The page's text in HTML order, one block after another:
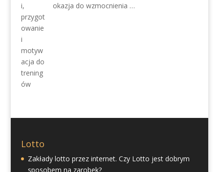
okazja do wzmocnienia …
Lotto
Zakłady lotto przez internet. Czy Lotto jest dobrym
sposobem na zarobek?